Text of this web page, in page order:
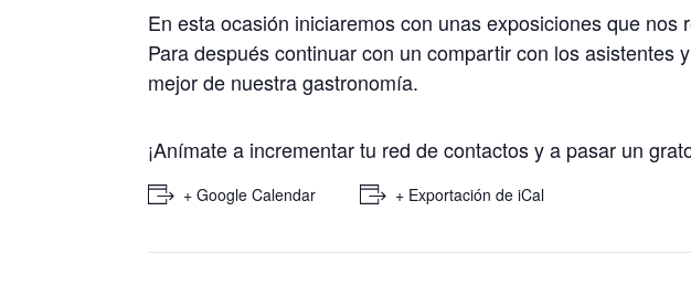
En esta ocasión iniciaremos con unas exposiciones que
Para después continuar con un compartir con los asistentes
mejor de nuestra gastronomía.
¡Anímate a incrementar tu red de contactos y a pasar un
+ Google Calendar + Exportación de iCal